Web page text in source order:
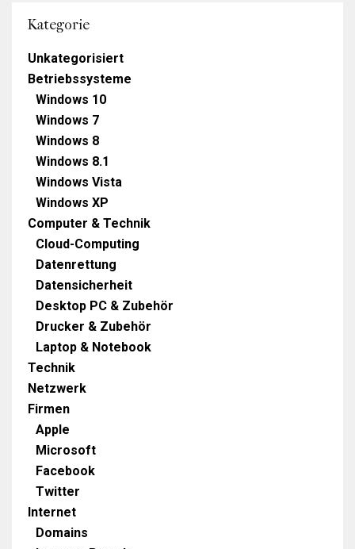
Kategorie
Unkategorisiert
Betriebssysteme
Windows 10
Windows 7
Windows 8
Windows 8.1
Windows Vista
Windows XP
Computer & Technik
Cloud-Computing
Datenrettung
Datensicherheit
Desktop PC & Zubehör
Drucker & Zubehör
Laptop & Notebook
Technik
Netzwerk
Firmen
Apple
Microsoft
Facebook
Twitter
Internet
Domains